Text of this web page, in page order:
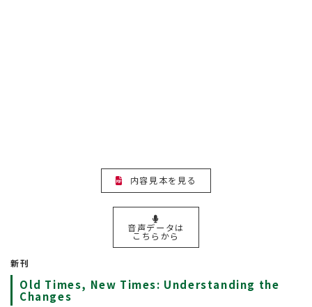
内容見本を見る
音声データは
こちらから
新刊
Old Times, New Times: Understanding the
Changes